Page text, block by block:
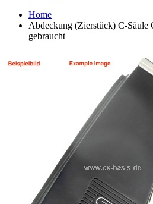
Home
Abdeckung (Zierstück) C-
gebraucht